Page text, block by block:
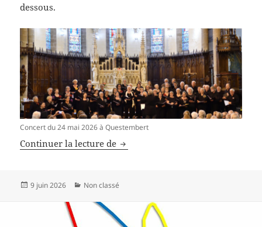
dessous.
Concert du 24 mai 2026 à Questembert
Continuer la lecture de Mosaïque à la fête de la musique
Publié
9 juin 2026 Catégories
Non classé